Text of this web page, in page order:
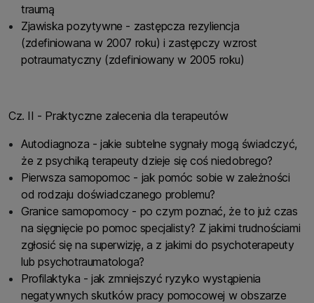
traumą
Zjawiska pozytywne - zastępcza rezyliencja
(zdefiniowana w 2007 roku) i zastępczy wzrost
potraumatyczny (zdefiniowany w 2005 roku)
Cz. II - Praktyczne zalecenia dla terapeutów
Autodiagnoza - jakie subtelne sygnały mogą świadczyć,
że z psychiką terapeuty dzieje się coś niedobrego?
Pierwsza samopomoc - jak pomóc sobie w zależności
od rodzaju doświadczanego problemu?
Granice samopomocy - po czym poznać, że to już czas
na sięgnięcie po pomoc specjalisty? Z jakimi trudnościami
zgłosić się na superwizję, a z jakimi do psychoterapeuty
lub psychotraumatologa?
Profilaktyka - jak zmniejszyć ryzyko wystąpienia
negatywnych skutków pracy pomocowej w obszarze